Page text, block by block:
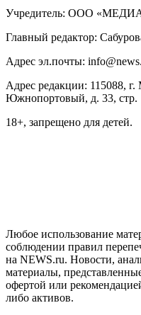
Учредитель: ООО
Главный редактор:
Адрес эл.почты:
Адрес редакции: 115088, г.
Южнопортовый, д. 33, стр.
18+, запрещено для детей.
Любое использование
соблюдении правил
на NEWS.ru. Новости,
материалы,
офертой или
либо активов.